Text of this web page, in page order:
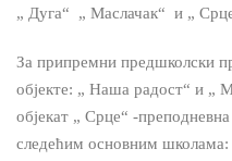
„ Дуга“ „ Маслачак“ и „
За припремни предшколски
објекте: „ Наша радост“ и „
објекат „ Срце“ -
следећим основним